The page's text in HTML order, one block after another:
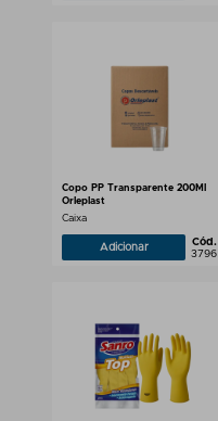
Copo PP Transparente 200Ml
Orleplast
Caixa
Adicionar
Cód.
3796